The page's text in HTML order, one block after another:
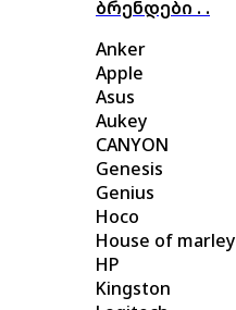
ბრენდები . .
Anker
Apple
Asus
Aukey
CANYON
Genesis
Genius
Hoco
House of marley
HP
Kingston